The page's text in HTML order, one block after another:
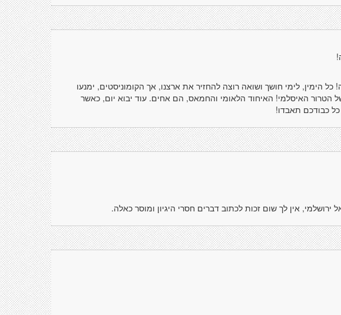
הימין, לימי חושך ושואה רוצה להחזיר את ארצנו, אך הקומוניסטים, ימנעו
האיסלמי! האיחוד הלאומי והחמאס, הם אחים. עוד יבוא יום, כאשר
כבודכם תאבדו!
אין לך שום זכות לכתוב דברים חסרי היגיון ומוסר כאלה.